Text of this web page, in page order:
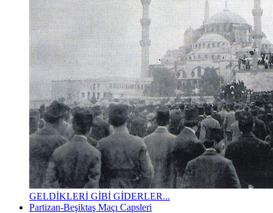
GELDİKLERİ GİBİ GİDERLER...
Partizan-Beşiktaş Maçı Capsleri